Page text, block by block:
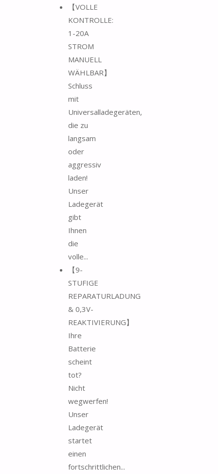
【VOLLE
KONTROLLE:
1-20A
STROM
MANUELL
WÄHLBAR】
Schluss
mit
Universalladegeräten,
die zu
langsam
oder
aggressiv
laden!
Unser
Ladegerät
gibt
Ihnen
die
volle...
【9-
STUFIGE
REPARATURLADUNG
& 0,3V-
REAKTIVIERUNG】
Ihre
Batterie
scheint
tot?
Nicht
wegwerfen!
Unser
Ladegerät
startet
einen
fortschrittlichen...